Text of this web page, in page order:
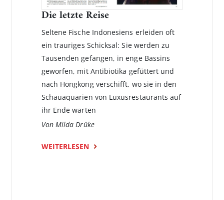
Die letzte Reise
Seltene Fische Indonesiens erleiden oft
ein trauriges Schicksal: Sie werden zu
Tausenden gefangen, in enge Bassins
geworfen, mit Antibiotika gefüttert und
nach Hongkong verschifft, wo sie in den
Schauaquarien von Luxusrestaurants auf
ihr Ende warten
Von Milda Drüke
WEITERLESEN